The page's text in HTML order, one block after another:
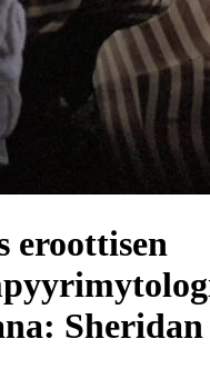
eroottisen